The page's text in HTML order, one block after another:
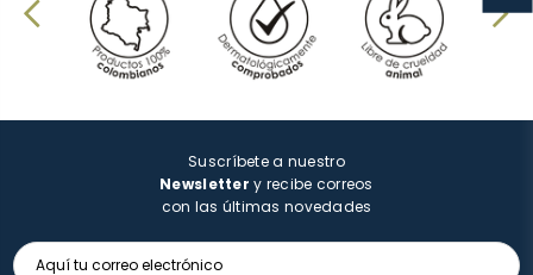
Suscríbete a nuestro
Newsletter y recibe correos
con las últimas novedades